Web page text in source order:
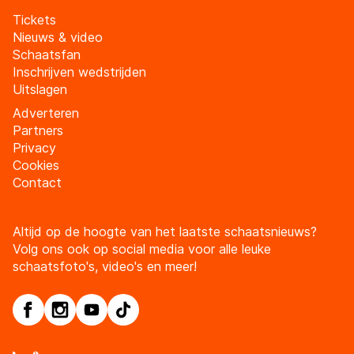
Tickets
Nieuws & video
Schaatsfan
Inschrijven wedstrijden
Uitslagen
Adverteren
Partners
Privacy
Cookies
Contact
Altijd op de hoogte van het laatste schaatsnieuws?
Volg ons ook op social media voor alle leuke
schaatsfoto's, video's en meer!